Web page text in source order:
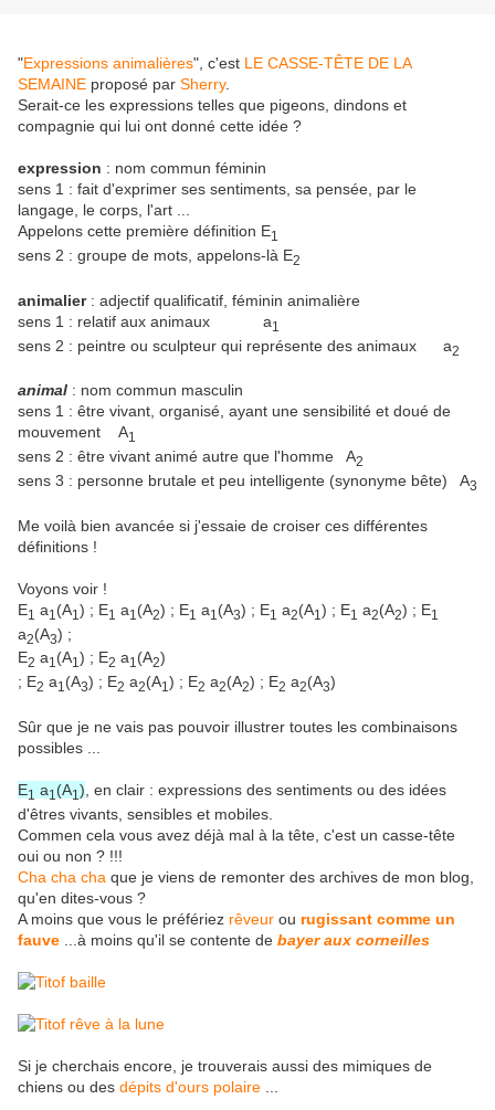
"Expressions animalières", c'est LE CASSE-TÊTE DE LA
SEMAINE proposé par Sherry.
Serait-ce les expressions telles que pigeons, dindons et
compagnie qui lui ont donné cette idée ?
expression : nom commun féminin
sens 1 : fait d'exprimer ses sentiments, sa pensée, par le
langage, le corps, l'art ...
Appelons cette première définition E1
sens 2 : groupe de mots, appelons-là E2
animalier: adjectif qualificatif, féminin animalière
sens 1 : relatif aux animaux a1
sens 2 : peintre ou sculpteur qui représente des animaux a2
animal : nom commun masculin
sens 1 : être vivant, organisé, ayant une sensibilité et doué de
mouvement A1
sens 2 : être vivant animé autre que l'homme A2
sens 3 : personne brutale et peu intelligente (synonyme bête) A3
Me voilà bien avancée si j'essaie de croiser ces différentes
définitions !
Voyons voir !
E1 a1 (A1 ) ; E1 a1 (A2) ; E1 a1 (A3) ; E1 a2(A1 ) ; E1 a2(A2) ; E1
a2(A3) ;
E2 a1 (A1 ) ; E2 a1 (A2)
; E2 a1 (A3) ; E2 a2(A1 ) ; E2 a2(A2) ; E2 a2(A3)
Sûr que je ne vais pas pouvoir illustrer toutes les combinaisons
possibles ...
E1 a1 (A1 ) , en clair : expressions des sentiments ou des idées
d'êtres vivants, sensibles et mobiles.
Commen cela vous avez déjà mal à la tête, c'est un casse-tête
oui ou non ? !!!
Cha cha cha que je viens de remonter des archives de mon blog,
qu'en dites-vous ?
A moins que vous le préfériez rêveur ou rugissant comme un
fauve ...à moins qu'il se contente de bayer aux corneilles
Si je cherchais encore, je trouverais aussi des mimiques de
chiens ou des dépits d'ours polaire